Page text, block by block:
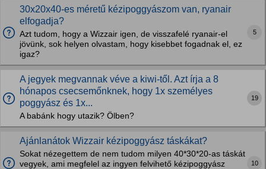
30x20x40-es méretű kézipoggyászom van, ryanair
elfogadja?
Azt tudom, hogy a Wizzair igen, de visszafelé ryanair-el
jövünk, sok helyen olvastam, hogy kisebbet fogadnak el, ez
igaz?
5
A jegyek megvannak véve a kiwi-től. Azt írja a 8
hónapos csecsemőnknek, hogy 1x személyes
poggyász és 1x...
A babánk hogy utazik? Ölben?
19
Ajánlanátok Wizzair kézipoggyász táskákat?
Sokat nézegettem de nem tudom milyen 40*30*20-as táskát
vegyek, ami megfelel az ingyen felvihető kézipoggyász
10